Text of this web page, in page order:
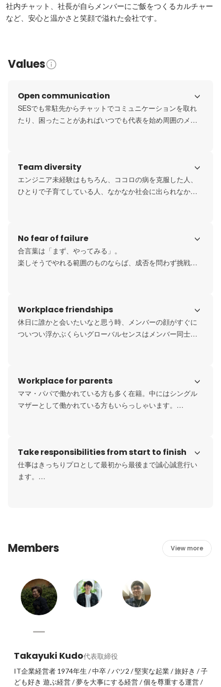
社内チャット、社長が自らメンバーにご飯をつくるカルチャー
など、安心と温かさと笑顔で溢れた会社です。
Values
Open communication
SESでも常駐先からチャットでコミュニケーションを取れ
たり、困ったことがあればいつでも代表を始め周囲のメン
があるのも強み。
悩みがあったら、一緒に悩んで、一緒に解決する。それが
グローバルセンスです。
Team diversity
エンジニア未経験はもちろん、ココロの病を克服した人、
ひとりで子育てしている人、なかなか社会に出られなかっ
あれば、グローバルセンスはどんな人でも受け入れます。
過去に負い目を感じず、むしろそれを個性という武器にし
ていける。そんな多様性を本質歴に受け入れる組織が、こ
No fear of failure
合言葉は「まず、やってみる」。
楽しそうでやれる範囲のものならば、成否を問わず挑戦に
そんなスタンスがグローバルセンスには根付いています。
Workplace friendships
休日に誰かと会いたいなと思う時、メンバーの顔がすぐに
ついつい浮かぶくらいグローバルセンスはメンバー同士の
通常のSES企業には見られないような"密度の濃い一生物の
仲間"とに出会うことができます。
Workplace for parents
ママ・パパで働かれている方も多く在籍。中にはシングル
マザーとして働かれている方もいらっしゃいます。
休日にはオフィスに子供たちを連れて遊びに来る方が多い
のもグローバルセンスならではの特徴です◎
Take responsibilities from start to finish
仕事はきっちりプロとして最初から最後まで誠心誠意行い
ます。
Members View more
Takayuki Kudo代表取締役
IT企業経営者 1974年生 / 中卒 / バツ2 / 堅実な起業 / 旅好き / 子
ども好き 遊ぶ経営 / 夢を大事にする経営 / 個を尊重する運営 /